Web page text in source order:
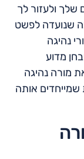
שלך ולעזור לך
שנועדה לפשט
נהיגה
מדוע
מורה נהיגה
שמייחדים אותה